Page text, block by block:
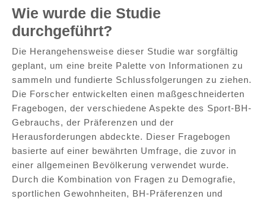
Wie wurde die Studie
durchgeführt?
Die Herangehensweise dieser Studie war sorgfältig
geplant, um eine breite Palette von Informationen zu
sammeln und fundierte Schlussfolgerungen zu ziehen.
Die Forscher entwickelten einen maßgeschneiderten
Fragebogen, der verschiedene Aspekte des Sport-BH-
Gebrauchs, der Präferenzen und der
Herausforderungen abdeckte. Dieser Fragebogen
basierte auf einer bewährten Umfrage, die zuvor in
einer allgemeinen Bevölkerung verwendet wurde.
Durch die Kombination von Fragen zu Demografie,
sportlichen Gewohnheiten, BH-Präferenzen und